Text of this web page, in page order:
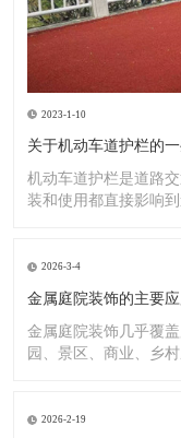
2023-1-10
关于机动车道护栏的
机动车道护栏是道路
装和使用都直接影响
2026-3-4
金属庭院装饰的主要
金属庭院装饰几乎覆
园、景区、商业、乡
2026-2-19